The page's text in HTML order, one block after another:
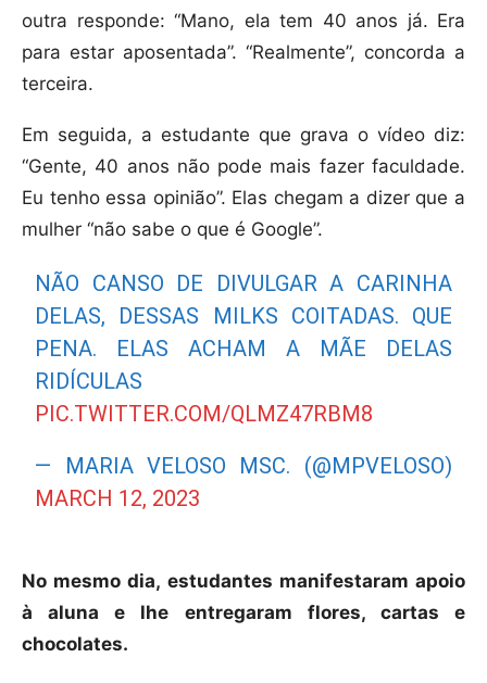
outra responde: “Mano, ela tem 40 anos já. Era
para estar aposentada”. “Realmente”, concorda a
terceira.
Em seguida, a estudante que grava o vídeo diz:
“Gente, 40 anos não pode mais fazer faculdade.
Eu tenho essa opinião”. Elas chegam a dizer que a
mulher “não sabe o que é Google”.
NÃO CANSO DE DIVULGAR A CARINHA
DELAS, DESSAS MILKS COITADAS. QUE
PENA. ELAS ACHAM A MÃE DELAS
RIDÍCULAS
PIC.TWITTER.COM/QLMZ47RBM8
— MARIA VELOSO MSC. (@MPVELOSO)
MARCH 12, 2023
No mesmo dia, estudantes manifestaram apoio
à aluna e lhe entregaram flores, cartas e
chocolates.